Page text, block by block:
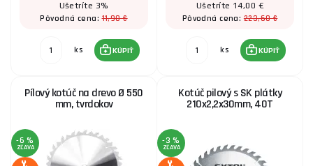
SKLADOM KÚPIŤ 34,30 €
SKLADOM 209,60 €
Ušetríte 3%
Pôvodná cena:11,90 €
ks KÚPIŤ
Ušetríte 14,00 €
Pôvodná cena:223,60 €
ks KÚPIŤ
Pílový kotúč na drevo Ø 550
mm, tvrdokov
-6 %
ZĽAVA
Kotúč pilový s SK plátky
210x2,2x30mm, 40T
-3 %
ZĽAVA